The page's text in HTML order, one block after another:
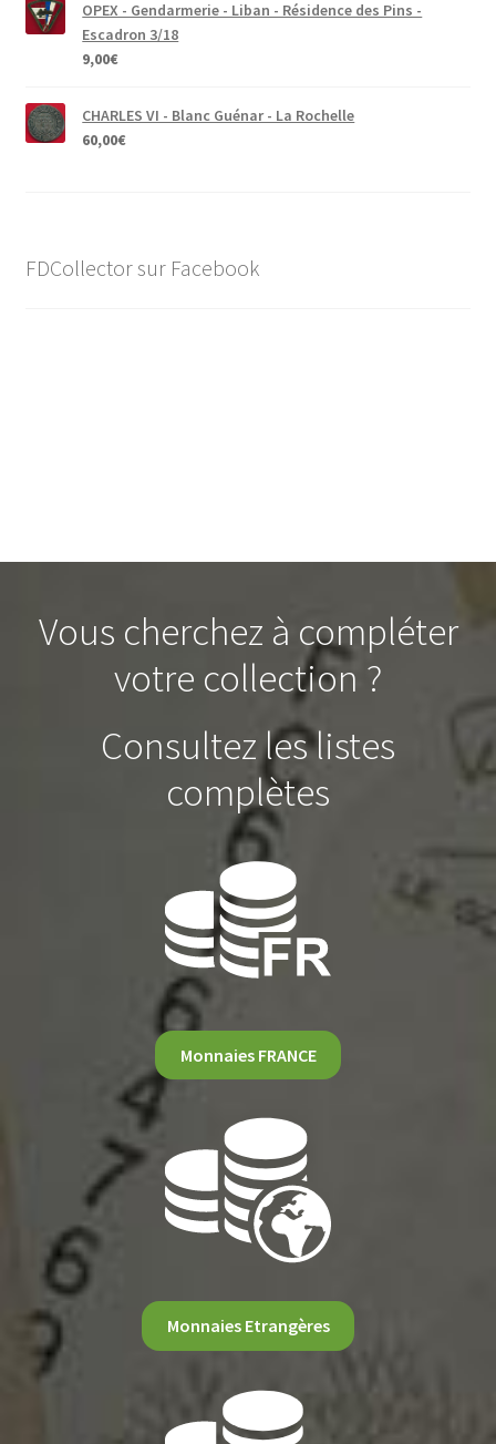
OPEX - Gendarmerie - Liban - Résidence des Pins -
Escadron 3/18
9,00€
CHARLES VI - Blanc Guénar - La Rochelle
60,00€
FDCollector sur Facebook
Vous cherchez à compléter
votre collection ?
Consultez les listes
complètes
Monnaies FRANCE
Monnaies Etrangères